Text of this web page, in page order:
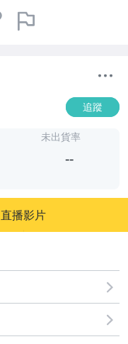
追蹤
未出貨率
--
直播影片